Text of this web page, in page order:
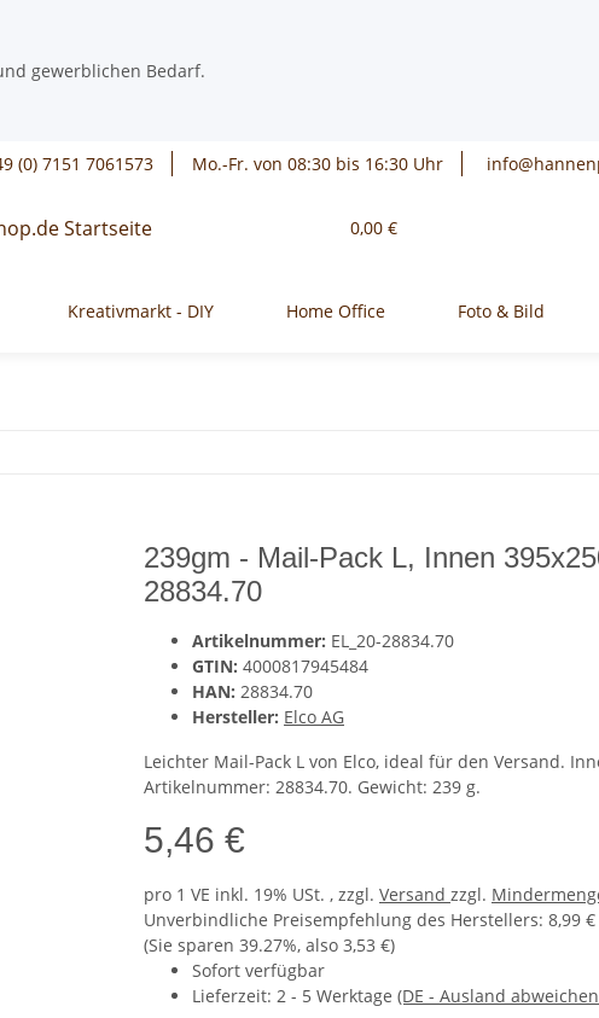
gewerblichen Bedarf.
(0) 7151 7061573 Mo.-Fr. von 08:30 bis 16:30 Uhr
0,00 €
Kreativmarkt - DIY Home Office Foto & Bild
239gm - Mail-Pack L, Innen
28834.70
Artikelnummer: EL_20-28834.70
GTIN: 4000817945484
HAN: 28834.70
Hersteller: Elco AG
Leichter Mail-Pack L von Elco, ideal für den Versand.
Artikelnummer: 28834.70. Gewicht: 239 g.
5,46 €
pro 1 VE inkl. 19% USt. , zzgl. Versand zzgl.
Unverbindliche Preisempfehlung des Herstellers: 8,99 €
(Sie sparen 39.27%, also 3,53 €)
Sofort verfügbar
Lieferzeit: 2 - 5 Werktage (DE - Ausland